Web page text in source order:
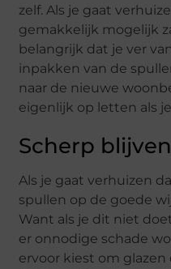
zelf. Als je gaat
gemakkelijk mogelijk
belangrijk dat je ver
inpakken van de
naar de nieuwe
eigenlijk op letten als
Scherp
Als je gaat verhuizen
spullen op de goede
Want als je dit niet
er onnodige schade
ervoor kiest om